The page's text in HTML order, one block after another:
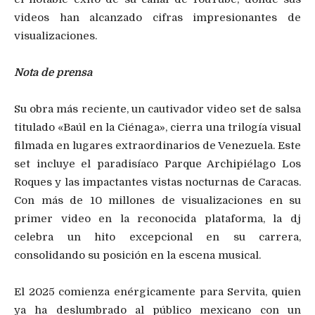
videos han alcanzado cifras impresionantes de
visualizaciones.
Nota de prensa
Su obra más reciente, un cautivador video set de salsa
titulado «Baúl en la Ciénaga», cierra una trilogía visual
filmada en lugares extraordinarios de Venezuela. Este
set incluye el paradisíaco Parque Archipiélago Los
Roques y las impactantes vistas nocturnas de Caracas.
Con más de 10 millones de visualizaciones en su
primer video en la reconocida plataforma, la dj
celebra un hito excepcional en su carrera,
consolidando su posición en la escena musical.
El 2025 comienza enérgicamente para Servita, quien
ya ha deslumbrado al público mexicano con un